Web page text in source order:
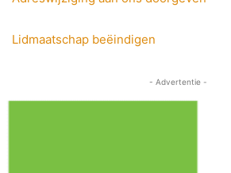
Lidmaatschap beëindigen
- Advertentie -